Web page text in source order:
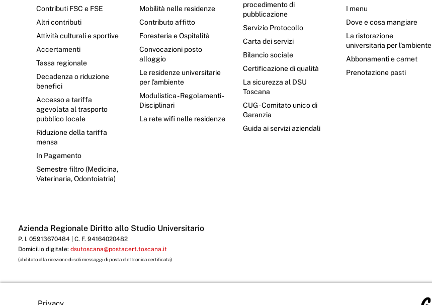
Contributi FSC e FSE
Altri contributi
Attività culturali e sportive
Accertamenti
Tassa regionale
Decadenza o riduzione
benefici
Accesso a tariffa
agevolata al trasporto
pubblico locale
Riduzione della tariffa
mensa
In Pagamento
Semestre filtro (Medicina,
Veterinaria, Odontoiatria)
Mobilità nelle residenze
Contributo affitto
Foresteria e Ospitalità
Convocazioni posto
alloggio
Le residenze universitarie
per l’ambiente
Modulistica - Regolamenti -
Disciplinari
La rete wifi nelle residenze
procedimento di
pubblicazione
Servizio Protocollo
Carta dei servizi
Bilancio sociale
Certificazione di qualità
La sicurezza al DSU
Toscana
CUG - Comitato unico di
Garanzia
Guida ai servizi aziendali
I menu
Dove e cosa mangiare
La ristorazione
universitaria per l’ambiente
Abbonamenti e carnet
Prenotazione pasti
Azienda Regionale Diritto allo Studio Universitario
P. I. 05913670484 | C. F. 94164020482
Domicilio digitale: dsutoscana@postacert.toscana.it
(abilitato alla ricezione di soli messaggi di posta elettronica certificata)
Privacy